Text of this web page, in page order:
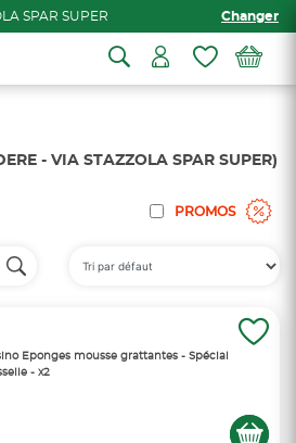
SPAR SUPER Changer
- VIA STAZZOLA SPAR SUPER)
PROMOS
Eponges mousse grattantes - Spécial
- x2